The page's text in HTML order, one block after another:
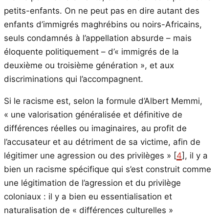
petits-enfants. On ne peut pas en dire autant des
enfants d’immigrés maghrébins ou noirs-Africains,
seuls condamnés à l’appellation absurde – mais
éloquente politiquement – d’« immigrés de la
deuxième ou troisième génération », et aux
discriminations qui l’accompagnent.
Si le racisme est, selon la formule d’Albert Memmi,
« une valorisation généralisée et définitive de
différences réelles ou imaginaires, au profit de
l’accusateur et au détriment de sa victime, afin de
légitimer une agression ou des privilèges » [4], il y a
bien un racisme spécifique qui s’est construit comme
une légitimation de l’agression et du privilège
coloniaux : il y a bien eu essentialisation et
naturalisation de « différences culturelles »